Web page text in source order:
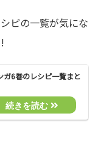
ピの一覧が気にな
ガ6巻のレシピ一覧まと